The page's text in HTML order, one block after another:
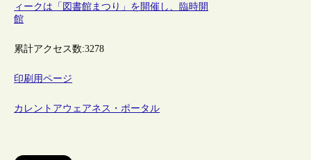
ィークは「図書館まつり」を開催し、臨時開
館
累計アクセス数:3278
印刷用ページ
カレントアウェアネス・ポータル